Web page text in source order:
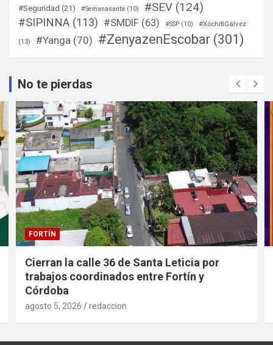
#Seguridad (21) #Semanasanta (10) #SEV (124)
#SIPINNA (113) #SMDIF (63) #SSP (10) #XóchitlGálvez
(13) #Yanga (70) #ZenyazenEscobar (301)
No te pierdas
FORTÍN
Cierran la calle 36 de Santa Leticia por
trabajos coordinados entre Fortín y
Córdoba
agosto 5, 2026 redaccion